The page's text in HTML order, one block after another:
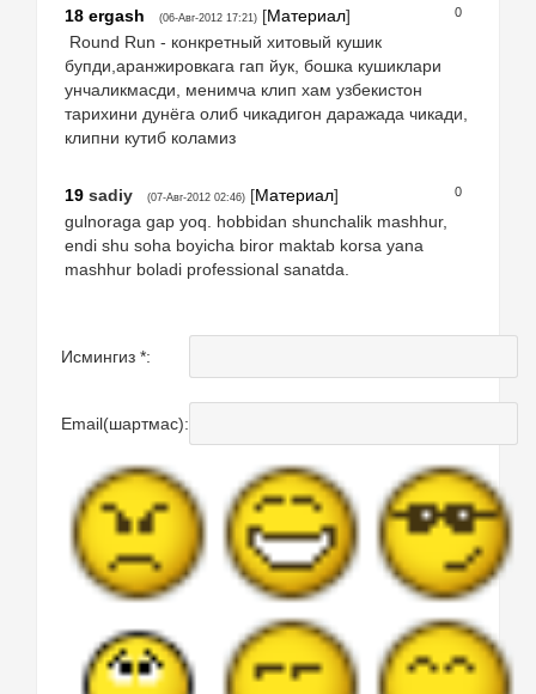
0
18 ergash (06-Авг-2012 17:21) [Материал]
Round Run - конкретный хитовый кушик
бупди,аранжировкага гап йук, бошка кушиклари
унчаликмасди, менимча клип хам узбекистон
тарихини дунёга олиб чикадигон даражада чикади,
клипни кутиб коламиз
0
19 sadiy (07-Авг-2012 02:46) [Материал]
gulnoraga gap yoq. hobbidan shunchalik mashhur,
endi shu soha boyicha biror maktab korsa yana
mashhur boladi professional sanatda.
Исмингиз *:
Email(шартмас):